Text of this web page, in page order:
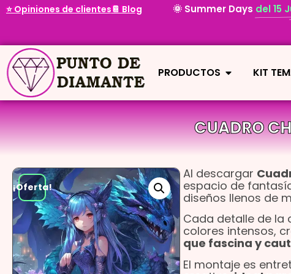
⭐ Opiniones de clientes📔 Blog 🌞 Summer Days del 15
PRODUCTOS KIT
CUADRO
¡Oferta!
Al descargar
espacio de
diseños llenos de
Cada detalle de la
colores intensos,
que fascina y
El montaje es